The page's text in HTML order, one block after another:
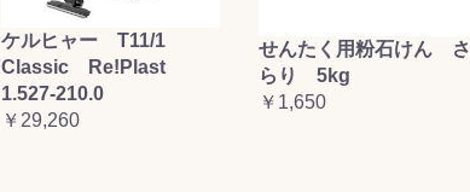
ケルヒャー T11/1
Classic Re!Plast
1.527-210.0
￥29,260
せんたく用粉石けん さ
らり 5kg
￥1,650